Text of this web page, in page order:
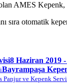
AMES
sıra otomatik
8 Haziran 2019
Bayrampaşa
Panjur ve Kepenk